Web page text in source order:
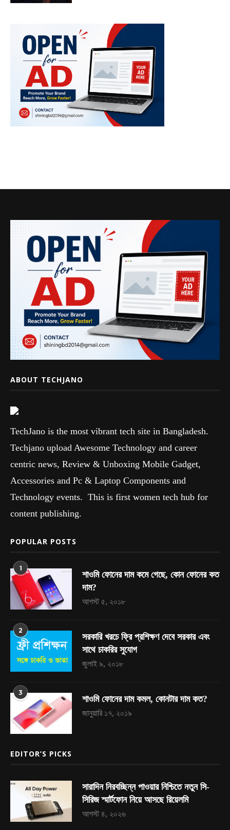
ABOUT TECHJANO
TechJano is the most vibrant tech site in Bangladesh.
Techjano upload Awesome Technology and career
centric news, Review & Unboxing Mobile Gadget,
Accessories and Pc & Laptop Components and
Technology events. This is first women tech hub for
content publishing.
POPULAR POSTS
1
শাওমি ফোনের দাম কমে গেছে, কোন ফোনের কত
দাম?
আগস্ট ৫, ২০১৮
2
সরকারি খরচে ফ্রি প্রশিক্ষণ দেবে সরকার এবং
সাথে চাকরির সুযোগ
জুলাই ৯, ২০১৮
3
শাওমি ফোনের দাম কমল, কোনটার দাম কত?
জানুয়ারি ১৭, ২০১৯
EDITOR’S PICKS
সারাদিন নিরবচ্ছিন্ন পাওয়ার নিশ্চিতে নতুন সি-
সিরিজ স্মার্টফোন নিয়ে আসছে রিয়েলমি
আগস্ট ৪, ২০২৬